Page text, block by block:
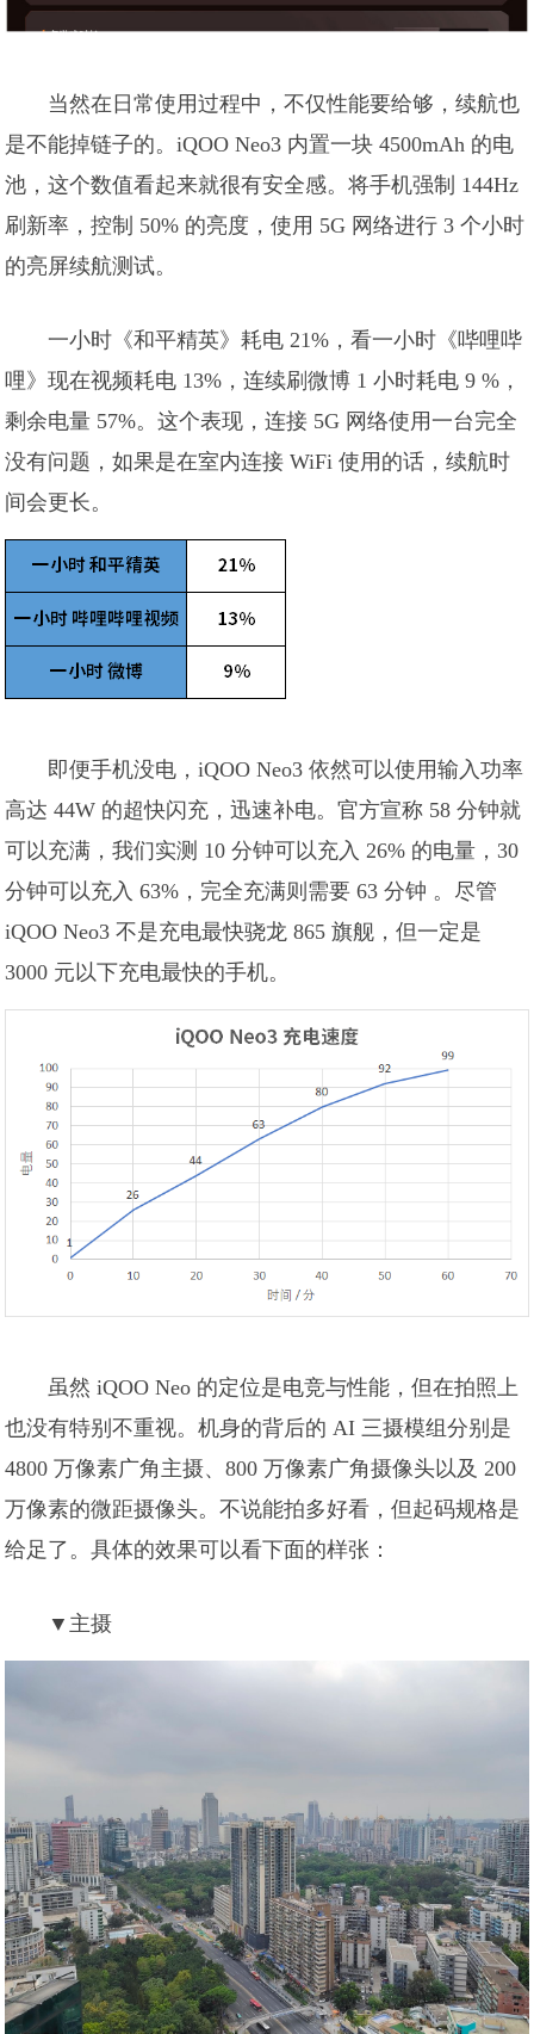
当然在日常使用过程中，不仅性能要给够，续航也
是不能掉链子的。iQOO Neo3 内置一块 4500mAh 的电
池，这个数值看起来就很有安全感。将手机强制 144Hz
刷新率，控制 50% 的亮度，使用 5G 网络进行 3 个小时
的亮屏续航测试。
一小时《和平精英》耗电 21%，看一小时《哔哩哔
哩》现在视频耗电 13%，连续刷微博 1 小时耗电 9 %，
剩余电量 57%。这个表现，连接 5G 网络使用一台完全
没有问题，如果是在室内连接 WiFi 使用的话，续航时
间会更长。
即便手机没电，iQOO Neo3 依然可以使用输入功率
高达 44W 的超快闪充，迅速补电。官方宣称 58 分钟就
可以充满，我们实测 10 分钟可以充入 26% 的电量，30
分钟可以充入 63%，完全充满则需要 63 分钟 。尽管
iQOO Neo3 不是充电最快骁龙 865 旗舰，但一定是
3000 元以下充电最快的手机。
虽然 iQOO Neo 的定位是电竞与性能，但在拍照上
也没有特别不重视。机身的背后的 AI 三摄模组分别是
4800 万像素广角主摄、800 万像素广角摄像头以及 200
万像素的微距摄像头。不说能拍多好看，但起码规格是
给足了。具体的效果可以看下面的样张：
▼主摄